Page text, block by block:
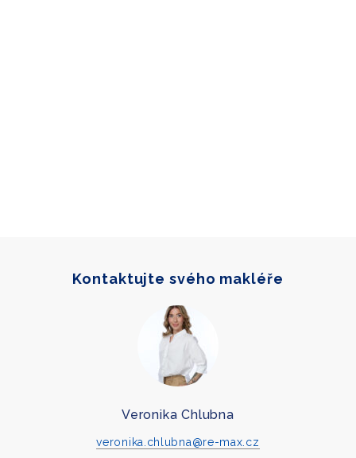
Kontaktujte svého makléře
Veronika Chlubna
veronika.chlubna@re-max.cz